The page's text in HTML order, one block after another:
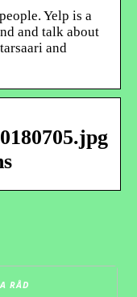
Yelp is a
and talk about
and
RÅD